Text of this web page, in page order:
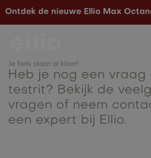
Ontdek de nieuwe Ellio Max
We hebben je aanvraag voor een
ontvangen.
Je fiets staat al klaar!
Heb je nog een vraag
testrit? Bekijk de
vragen of neem
een expert bij Ellio.